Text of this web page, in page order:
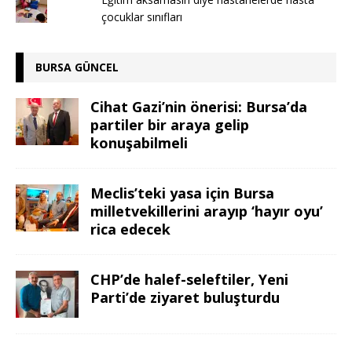
çocuklar sınıfları
BURSA GÜNCEL
Cihat Gazi’nin önerisi: Bursa’da
partiler bir araya gelip
konuşabilmeli
Meclis’teki yasa için Bursa
milletvekillerini arayıp ‘hayır oyu’
rica edecek
CHP’de halef-seleftiler, Yeni
Parti’de ziyaret buluşturdu